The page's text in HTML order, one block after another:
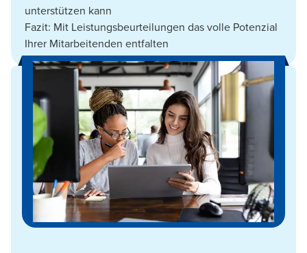
unterstützen kann
Fazit: Mit Leistungsbeurteilungen das volle Potenzial
Ihrer Mitarbeitenden entfalten